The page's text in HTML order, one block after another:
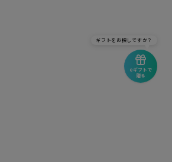
eギフトで
贈る
ギフトをお探しですか？